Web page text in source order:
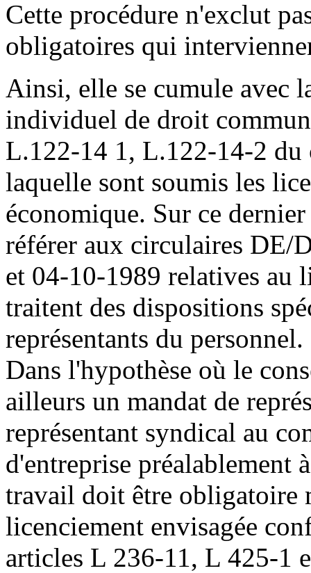
Cette procédure n'exclut
obligatoires qui
Ainsi, elle se cumule avec
individuel de droit
L.122-14 1, L.122-14-2 du
laquelle sont soumis les
économique. Sur ce
référer aux circulaires DE/
et 04-10-1989 relatives au
traitent des dispositions
représentants du personnel.
Dans l'hypothèse où le
ailleurs un mandat de
représentant syndical au
d'entreprise préalablement
travail doit être obligatoire
licenciement envisagée
articles L 236-11, L 425-1